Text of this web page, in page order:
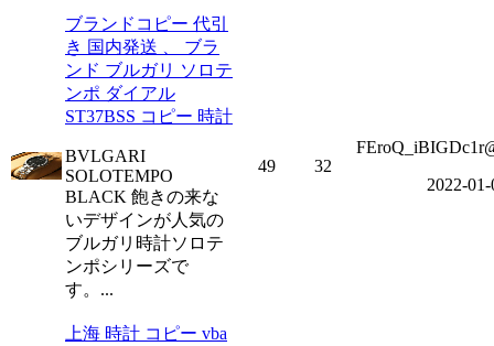
ブランドコピー 代引
き 国内発送 、 ブラ
ンド ブルガリ ソロテ
ンポ ダイアル
ST37BSS コピー 時計
BVLGARI
SOLOTEMPO
BLACK 飽きの来な
いデザインが人気の
ブルガリ時計ソロテ
ンポシリーズで
す。...
49 32
2022-01-
上海 時計 コピー vba